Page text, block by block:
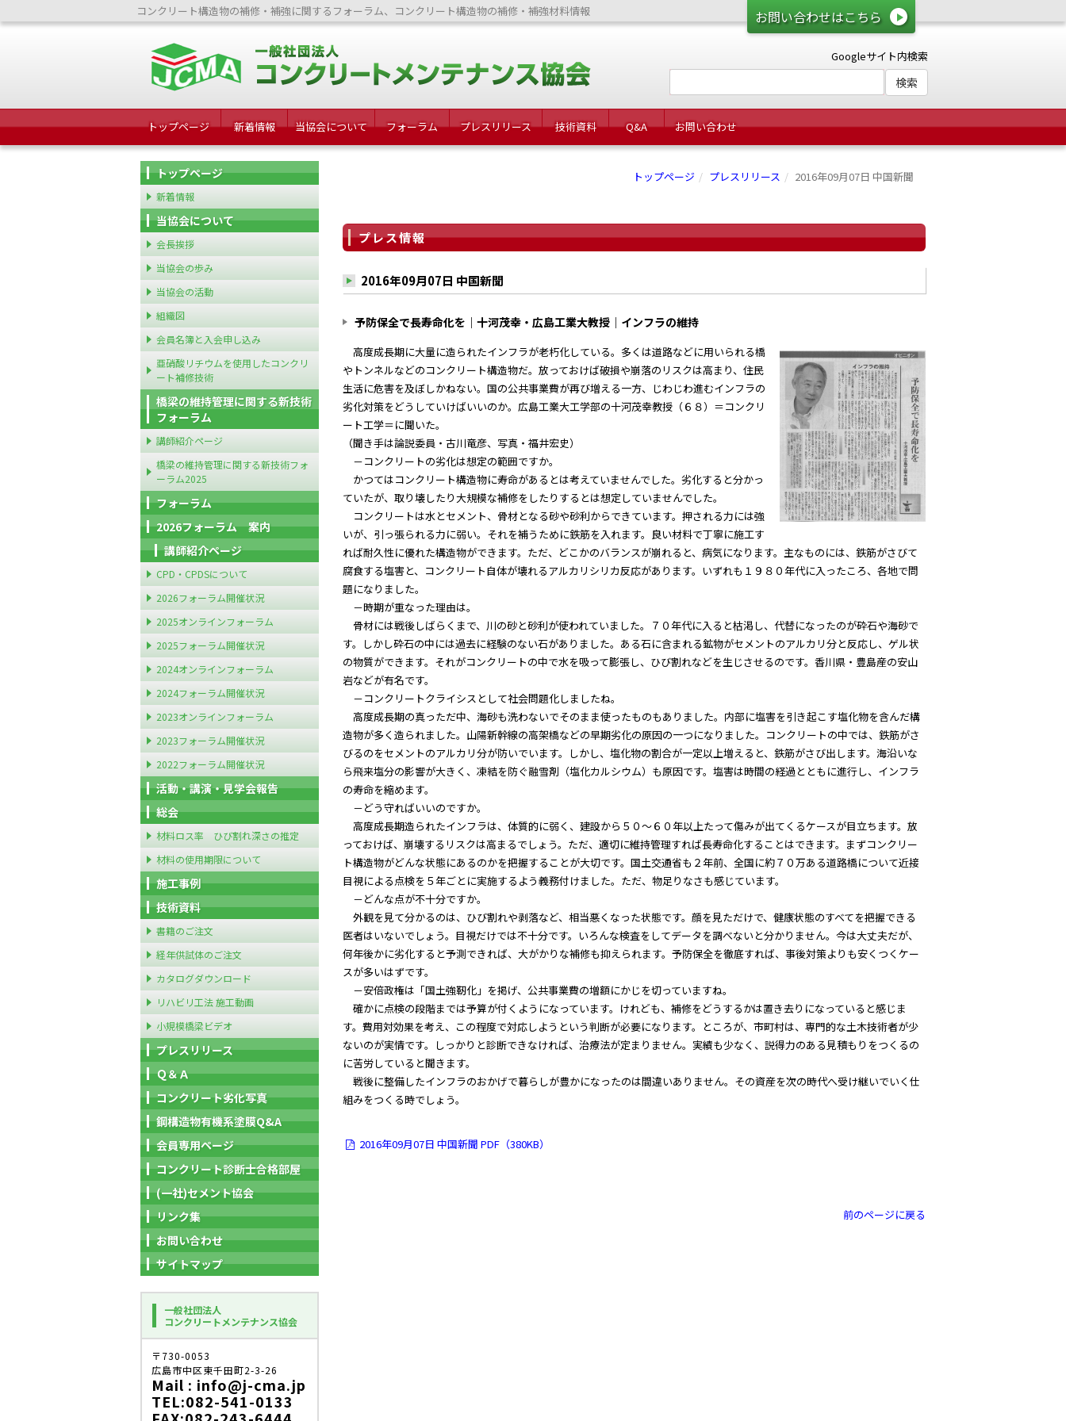
お問い合わせはこちら
コンクリート構造物の補修・補強に関するフォーラム、コンクリート構造物の補修・補強材料情報
Googleサイト内検索
トップページ 新着情報 当協会について フォーラム プレスリリース 技術資料 Q&A お問い合わせ
トップページ プレスリリース 2016年09月07日 中国新聞
プレス情報
2016年09月07日 中国新聞
予防保全で長寿命化を｜十河茂幸・広島工業大教授｜インフラの維持
高度成長期に大量に造られたインフラが老朽化している。多くは道路などに用いられる橋
やトンネルなどのコンクリート構造物だ。放っておけば破損や崩落のリスクは高まり、住民
生活に危害を及ぼしかねない。国の公共事業費が再び増える一方、じわじわ進むインフラの
劣化対策をどうしていけばいいのか。広島工業大工学部の十河茂幸教授（６８）＝コンクリ
ート工学＝に聞いた。
（聞き手は論説委員・古川竜彦、写真・福井宏史）
－コンクリートの劣化は想定の範囲ですか。
かつてはコンクリート構造物に寿命があるとは考えていませんでした。劣化すると分かっ
ていたが、取り壊したり大規模な補修をしたりするとは想定していませんでした。
コンクリートは水とセメント、骨材となる砂や砂利からできています。押される力には強
いが、引っ張られる力に弱い。それを補うために鉄筋を入れます。良い材料で丁寧に施工す
れば耐久性に優れた構造物ができます。ただ、どこかのバランスが崩れると、病気になります。主なものには、鉄筋がさびて
腐食する塩害と、コンクリート自体が壊れるアルカリシリカ反応があります。いずれも１９８０年代に入ったころ、各地で問
題になりました。
－時期が重なった理由は。
骨材には戦後しばらくまで、川の砂と砂利が使われていました。７０年代に入ると枯渇し、代替になったのが砕石や海砂で
す。しかし砕石の中には過去に経験のない石がありました。ある石に含まれる鉱物がセメントのアルカリ分と反応し、ゲル状
の物質ができます。それがコンクリートの中で水を吸って膨張し、ひび割れなどを生じさせるのです。香川県・豊島産の安山
岩などが有名です。
－コンクリートクライシスとして社会問題化しましたね。
高度成長期の真っただ中、海砂も洗わないでそのまま使ったものもありました。内部に塩害を引き起こす塩化物を含んだ構
造物が多く造られました。山陽新幹線の高架橋などの早期劣化の原因の一つになりました。コンクリートの中では、鉄筋がさ
びるのをセメントのアルカリ分が防いでいます。しかし、塩化物の割合が一定以上増えると、鉄筋がさび出します。海沿いな
ら飛来塩分の影響が大きく、凍結を防ぐ融雪剤（塩化カルシウム）も原因です。塩害は時間の経過とともに進行し、インフラ
の寿命を縮めます。
－どう守ればいいのですか。
高度成長期造られたインフラは、体質的に弱く、建設から５０～６０年以上たって傷みが出てくるケースが目立ちます。放
っておけば、崩壊するリスクは高まるでしょう。ただ、適切に維持管理すれば長寿命化することはできます。まずコンクリー
ト構造物がどんな状態にあるのかを把握することが大切です。国土交通省も２年前、全国に約７０万ある道路橋について近接
目視による点検を５年ごとに実施するよう義務付けました。ただ、物足りなさも感じています。
－どんな点が不十分ですか。
外観を見て分かるのは、ひび割れや剥落など、相当悪くなった状態です。顔を見ただけで、健康状態のすべてを把握できる
医者はいないでしょう。目視だけでは不十分です。いろんな検査をしてデータを調べないと分かりません。今は大丈夫だが、
何年後かに劣化すると予測できれば、大がかりな補修も抑えられます。予防保全を徹底すれば、事後対策よりも安くつくケー
スが多いはずです。
－安倍政権は「国土強靭化」を掲げ、公共事業費の増額にかじを切っていますね。
確かに点検の段階までは予算が付くようになっています。けれども、補修をどうするかは置き去りになっていると感じま
す。費用対効果を考え、この程度で対応しようという判断が必要になります。ところが、市町村は、専門的な土木技術者が少
ないのが実情です。しっかりと診断できなければ、治療法が定まりません。実績も少なく、説得力のある見積もりをつくるの
に苦労していると聞きます。
戦後に整備したインフラのおかげで暮らしが豊かになったのは間違いありません。その資産を次の時代へ受け継いでいく仕
組みをつくる時でしょう。
2016年09月07日 中国新聞 PDF（380KB）
前のページに戻る
トップページ
新着情報
当協会について
会長挨拶
当協会の歩み
当協会の活動
組織図
会員名簿と入会申し込み
亜硝酸リチウムを使用したコンクリ
ート補修技術
橋梁の維持管理に関する新技術
フォーラム
講師紹介ページ
橋梁の維持管理に関する新技術フォ
ーラム2025
フォーラム
2026フォーラム 案内
講師紹介ページ
CPD・CPDSについて
2026フォーラム開催状況
2025オンラインフォーラム
2025フォーラム開催状況
2024オンラインフォーラム
2024フォーラム開催状況
2023オンラインフォーラム
2023フォーラム開催状況
2022フォーラム開催状況
活動・講演・見学会報告
総会
材料ロス率 ひび割れ深さの推定
材料の使用期限について
施工事例
技術資料
書籍のご注文
経年供試体のご注文
カタログダウンロード
リハビリ工法 施工動画
小規模橋梁ビデオ
プレスリリース
Ｑ＆Ａ
コンクリート劣化写真
鋼構造物有機系塗膜Q&A
会員専用ページ
コンクリート診断士合格部屋
(一社)セメント協会
リンク集
お問い合わせ
サイトマップ
一般社団法人
コンクリートメンテナンス協会
〒730-0053
広島市中区東千田町2-3-26
Mail : info@j-cma.jp
TEL:082-541-0133